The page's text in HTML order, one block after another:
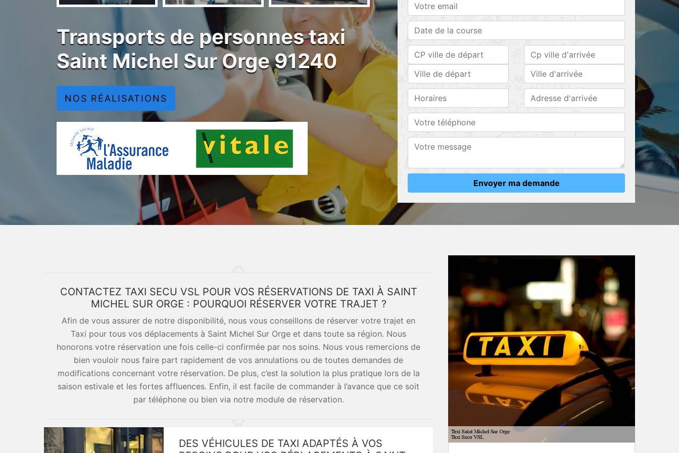
Transports de personnes taxi
Saint Michel Sur Orge 91240
NOS RÉALISATIONS
CONTACTEZ TAXI SECU VSL POUR VOS RÉSERVATIONS DE TAXI À SAINT
MICHEL SUR ORGE : POURQUOI RÉSERVER VOTRE TRAJET ?
Afin de vous assurer de notre disponibilité, nous vous conseillons de réserver votre trajet en
Taxi pour tous vos déplacements à Saint Michel Sur Orge et dans toute sa région. Nous
honorons votre réservation une fois celle-ci confirmée par nos soins. Nous vous remercions de
bien vouloir nous faire part rapidement de vos annulations ou de toutes demandes de
modifications concernant votre réservation. De plus, c’est la solution la plus pratique lors de la
saison estivale et les fortes affluences. Enfin, il est facile de commander à l’avance que ce soit
par téléphone ou bien via notre module de réservation.
DES VÉHICULES DE TAXI ADAPTÉS À VOS